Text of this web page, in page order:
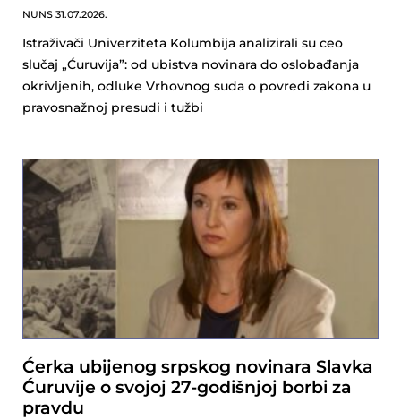
NUNS 31.07.2026.
Istraživači Univerziteta Kolumbija analizirali su ceo
slučaj „Ćuruvija”: od ubistva novinara do oslobađanja
okrivljenih, odluke Vrhovnog suda o povredi zakona u
pravosnažnoj presudi i tužbi
Ćerka ubijenog srpskog novinara Slavka
Ćuruvije o svojoj 27-godišnjoj borbi za
pravdu